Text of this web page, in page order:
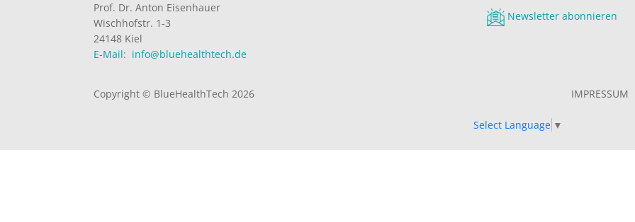
Prof. Dr. Anton Eisenhauer
Wischhofstr. 1-3
24148 Kiel
E-Mail: info@bluehealthtech.de
Newsletter abonnieren
Copyright © BlueHealthTech 2026 IMPRESSUM
Select Language ▼